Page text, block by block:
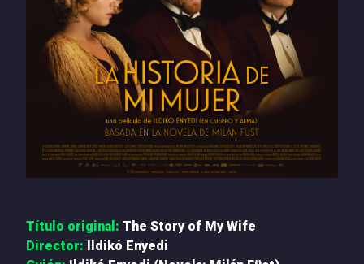
CONTACTO
Título original: The Story of My Wife
Director: Ildikó Enyedi